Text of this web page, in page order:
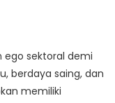
ego sektoral demi
berdaya saing, dan
memiliki